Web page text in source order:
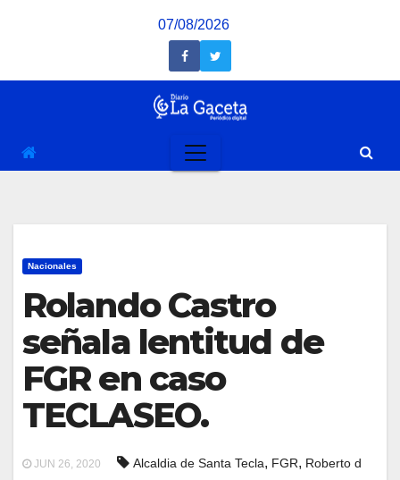
07/08/2026
Nacionales
Rolando Castro
señala lentitud de
FGR en caso
TECLASEO.
JUN 26, 2020 Alcaldia de Santa Tecla, FGR, Roberto d